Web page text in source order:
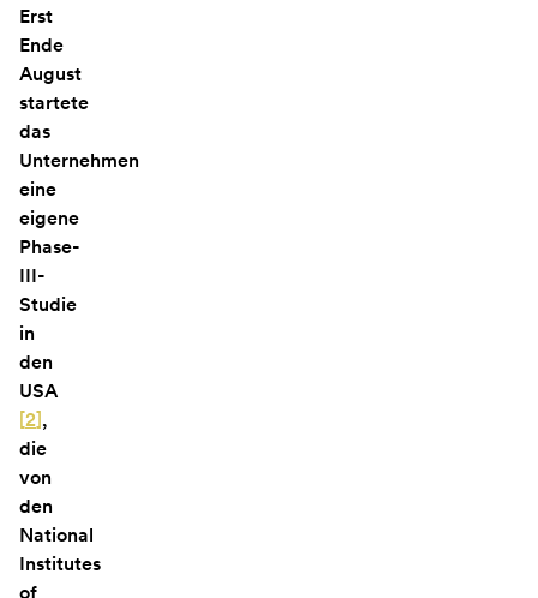
Erst
Ende
August
startete
das
Unternehmen
eine
eigene
Phase-
III-
Studie
in
den
USA
[2],
die
von
den
National
Institutes
of